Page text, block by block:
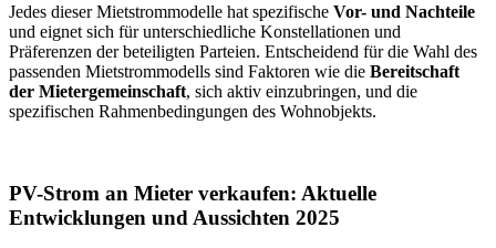
Jedes dieser Mietstrommodelle hat spezifische Vor- und Nachteile
und eignet sich für unterschiedliche Konstellationen und
Präferenzen der beteiligten Parteien. Entscheidend für die Wahl des
passenden Mietstrommodells sind Faktoren wie die Bereitschaft
der Mietergemeinschaft, sich aktiv einzubringen, und die
spezifischen Rahmenbedingungen des Wohnobjekts.
PV-Strom an Mieter verkaufen: Aktuelle
Entwicklungen und Aussichten 2025